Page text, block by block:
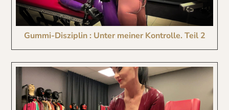
Gummi-Disziplin : Unter meiner Kontrolle. Teil 2